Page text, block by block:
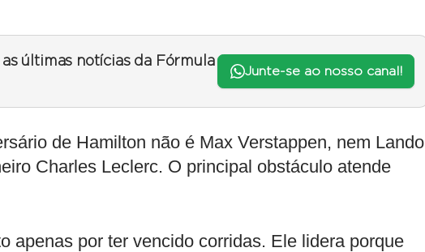
últimas notícias da Fórmula
Junte-se ao nosso canal!
de Hamilton não é Max Verstappen, nem Lando
Charles Leclerc. O principal obstáculo atende
apenas por ter vencido corridas. Ele lidera porque